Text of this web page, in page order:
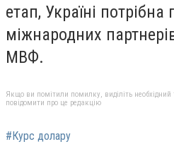
етап, Україні потрібна
міжнародних
МВФ.
Якщо ви помітили помилку, виділіть необхідний
повідомити про це редакцію
#Курс долару